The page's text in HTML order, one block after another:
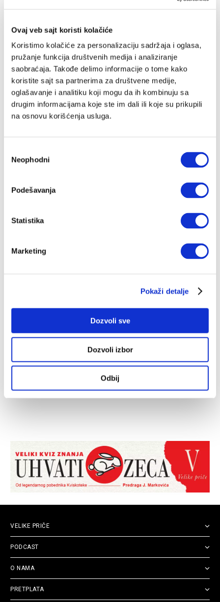
Ovaj veb sajt koristi kolačiće
Koristimo kolačiće za personalizaciju sadržaja i oglasa,
pružanje funkcija društvenih medija i analiziranje
saobraćaja. Takođe delimo informacije o tome kako
koristite sajt sa partnerima za društvene medije,
oglašavanje i analitiku koji mogu da ih kombinuju sa
drugim informacijama koje ste im dali ili koje su prikupili
na osnovu korišćenja usluga.
сагласности
Neophodni
Podešavanja
Statistika
Marketing
Pokaži detalje
Dozvoli sve
Dozvoli izbor
Odbij
Brekalo, Lion i ostatak sveta - 34. epizoda podkasta
UROŠ JOVIČIĆ 06.02.2024.
Najopasniji rezultat Specijal – Veliki
Q&A: 30 pitanja i još više odgovora
Dosad ste ih slušali, sada ih gledajte: Vladimir
Novaković, Saša Ibrulj, Mihovil Topić i domaćin Uroš
Jovičić
Podcast Najopasniji rezultat: Čelsi – koji
đavo?; navijački bes, otkazani derbiji
Amsterdamu, o ultrasima koji kontrolišu Olimpik i
kako je Hajduk amortizovao takve uticaje, i najviše o
Nova sezona podkasta Najopasniji
rezultat: Velika najava evrokupova
Druga sezona podkasta „Najopasniji rezultat“ otvara se
pričom o evrokupovima – slušajte nas (i gledajte)
VELIKE PRIČE
PODCAST
O NAMA
PRETPLATA